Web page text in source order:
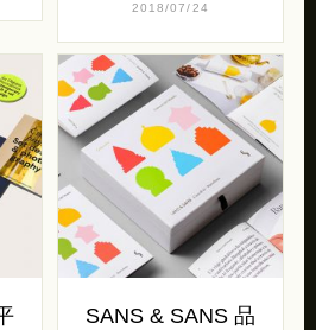
2018/07/24
SANS & SANS 品